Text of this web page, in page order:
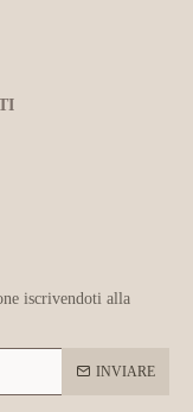
iscrivendoti alla
INVIARE